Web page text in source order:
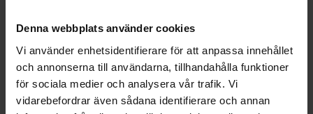
Denna webbplats använder cookies
Vi använder enhetsidentifierare för att anpassa innehållet
och annonserna till användarna, tillhandahålla funktioner
för sociala medier och analysera vår trafik. Vi
vidarebefordrar även sådana identifierare och annan
Text:Fredrik Kullberg
Publicerad2026-08-07